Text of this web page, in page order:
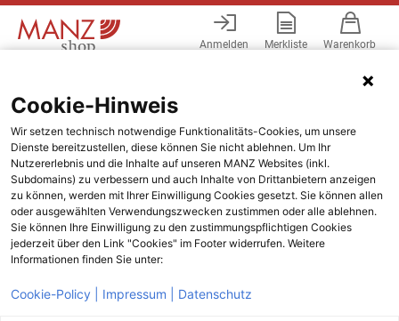
Anmelden Merkliste Warenkorb
Cookie-Hinweis
Wir setzen technisch notwendige Funktionalitäts-Cookies, um unsere
Dienste bereitzustellen, diese können Sie nicht ablehnen. Um Ihr
Nutzererlebnis und die Inhalte auf unseren MANZ Websites (inkl.
Subdomains) zu verbessern und auch Inhalte von Drittanbietern anzeigen
zu können, werden mit Ihrer Einwilligung Cookies gesetzt. Sie können allen
oder ausgewählten Verwendungszwecken zustimmen oder alle ablehnen.
Sie können Ihre Einwilligung zu den zustimmungspflichtigen Cookies
jederzeit über den Link "Cookies" im Footer widerrufen. Weitere
Informationen finden Sie unter:
Cookie-Policy | Impressum | Datenschutz